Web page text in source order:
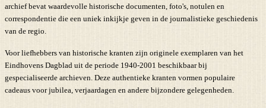
archief bevat waardevolle historische documenten, foto's, notulen en
correspondentie die een uniek inkijkje geven in de journalistieke geschiedenis
van de regio.
Voor liefhebbers van historische kranten zijn originele exemplaren van het
Eindhovens Dagblad uit de periode 1940-2001 beschikbaar bij
gespecialiseerde archieven. Deze authentieke kranten vormen populaire
cadeaus voor jubilea, verjaardagen en andere bijzondere gelegenheden.